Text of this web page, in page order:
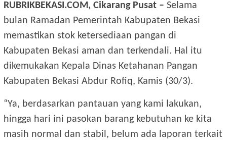
RUBRIKBEKASI.COM, Cikarang Pusat – Selama
bulan Ramadan Pemerintah Kabupaten Bekasi
memastikan stok ketersediaan pangan di
Kabupaten Bekasi aman dan terkendali. Hal itu
dikemukakan Kepala Dinas Ketahanan Pangan
Kabupaten Bekasi Abdur Rofiq, Kamis (30/3).
“Ya, berdasarkan pantauan yang kami lakukan,
hingga hari ini pasokan barang kebutuhan ke kita
masih normal dan stabil, belum ada laporan terkait